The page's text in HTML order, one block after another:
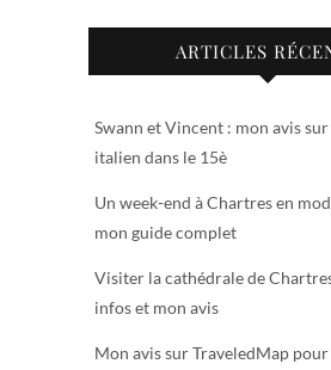
ARTICLES
Swann et Vincent : mon avis
italien dans le 15è
Un week-end à Chartres en
mon guide complet
Visiter la cathédrale de
infos et mon avis
Mon avis sur TraveledMap